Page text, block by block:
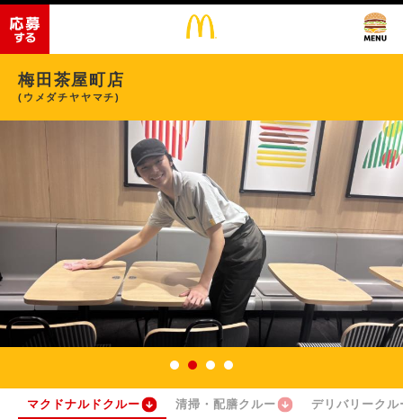
梅田茶屋町店
(ウメダチヤヤマチ)
マクドナルドクルー 清掃・配膳クルー デリバリークル